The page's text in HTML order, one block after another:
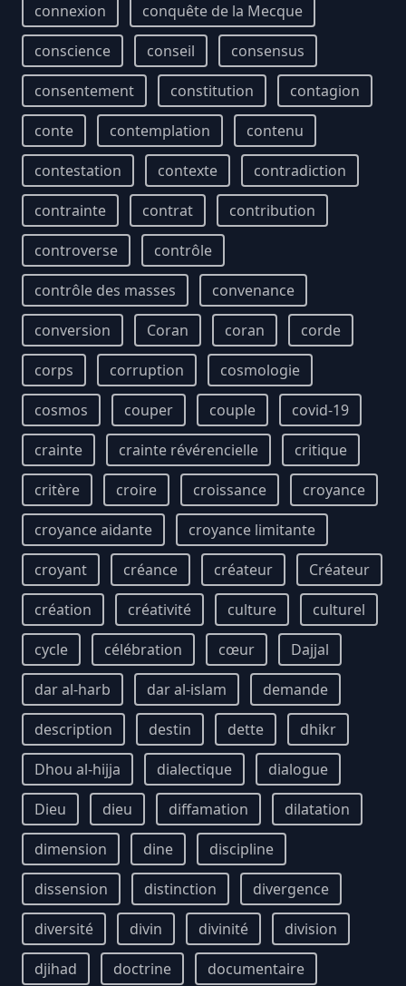
connexion
conquête de la Mecque
conscience
conseil
consensus
consentement
constitution
contagion
conte
contemplation
contenu
contestation
contexte
contradiction
contrainte
contrat
contribution
controverse
contrôle
contrôle des masses
convenance
conversion
Coran coran
corde
corps
corruption
cosmologie
cosmos
couper couple
covid-19
crainte
crainte révérencielle
critique
critère
croire croissance
croyance
croyance aidante
croyance limitante
croyant
créance créateur
Créateur
création
créativité culture
culturel
cycle
célébration cœur
Dajjal
dar al-harb
dar al-islam
demande
description
destin dette
dhikr
Dhou al-hijja
dialectique
dialogue
Dieu
dieu diffamation
dilatation
dimension
dine
discipline
dissension
distinction
divergence
diversité
divin divinité
division
djihad
doctrine
documentaire